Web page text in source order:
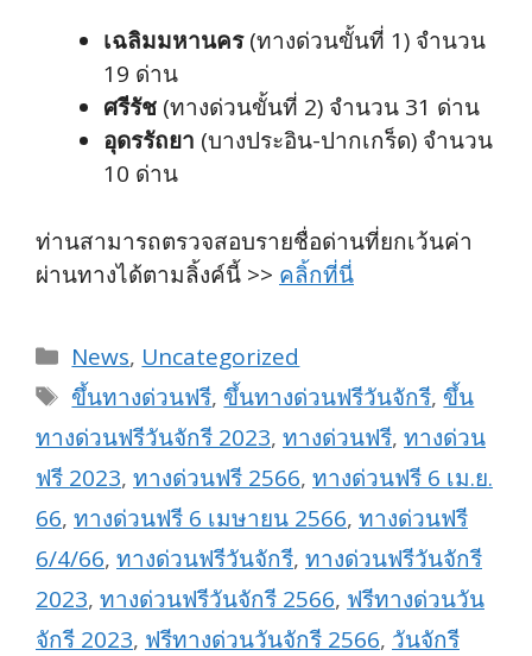
เฉลิมมหานคร(ทางด่วนขั้นที่ 1) จำนวน
19 ด่าน
ศรีรัช (ทางด่วนขั้นที่ 2) จำนวน 31 ด่าน
อุดรรัถยา (บางประอิน-ปากเกร็ด) จำนวน
10 ด่าน
ท่านสามารถตรวจสอบรายชื่อด่านที่ยกเว้นค่า
ผ่านทางได้ตามลิ้งค์นี้ >> คลิ้กที่นี่
Categories
News, Uncategorized
Tags
ขึ้นทางด่วนฟรี, ขึ้นทางด่วนฟรีวันจักรี, ขึ้น
ทางด่วนฟรีวันจักรี 2023, ทางด่วนฟรี, ทางด่วน
ฟรี 2023, ทางด่วนฟรี 2566, ทางด่วนฟรี 6 เม.ย.
66, ทางด่วนฟรี 6 เมษายน 2566, ทางด่วนฟรี
6/4/66, ทางด่วนฟรีวันจักรี, ทางด่วนฟรีวันจักรี
2023, ทางด่วนฟรีวันจักรี 2566, ฟรีทางด่วนวัน
จักรี 2023, ฟรีทางด่วนวันจักรี 2566, วันจักรี